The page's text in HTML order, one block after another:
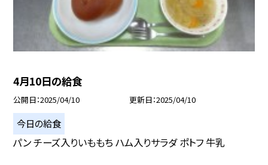
4月10日の給食
公開日 2025/04/10 更新日 2025/04/10
今日の給食
パン チーズ入りいももち ハム入りサラダ ポトフ 牛乳